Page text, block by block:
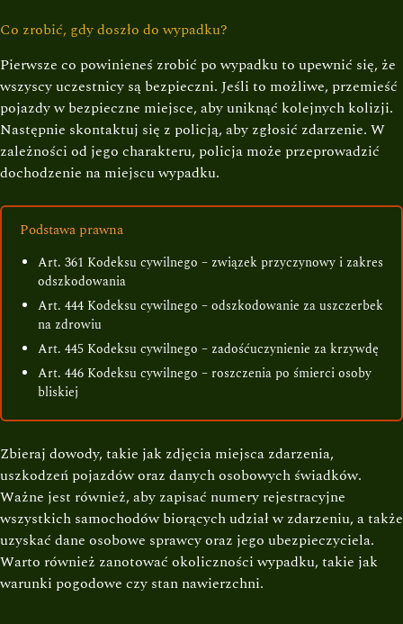
Co zrobić, gdy doszło do wypadku?
Pierwsze co powinieneś zrobić po wypadku to upewnić się, że
wszyscy uczestnicy są bezpieczni. Jeśli to możliwe, przemieść
pojazdy w bezpieczne miejsce, aby uniknąć kolejnych kolizji.
Następnie skontaktuj się z policją, aby zgłosić zdarzenie. W
zależności od jego charakteru, policja może przeprowadzić
dochodzenie na miejscu wypadku.
Podstawa prawna
Art. 361 Kodeksu cywilnego – związek przyczynowy i zakres
odszkodowania
Art. 444 Kodeksu cywilnego – odszkodowanie za uszczerbek
na zdrowiu
Art. 445 Kodeksu cywilnego – zadośćuczynienie za krzywdę
Art. 446 Kodeksu cywilnego – roszczenia po śmierci osoby
bliskiej
Zbieraj dowody, takie jak zdjęcia miejsca zdarzenia,
uszkodzeń pojazdów oraz danych osobowych świadków.
Ważne jest również, aby zapisać numery rejestracyjne
wszystkich samochodów biorących udział w zdarzeniu, a także
uzyskać dane osobowe sprawcy oraz jego ubezpieczyciela.
Warto również zanotować okoliczności wypadku, takie jak
warunki pogodowe czy stan nawierzchni.